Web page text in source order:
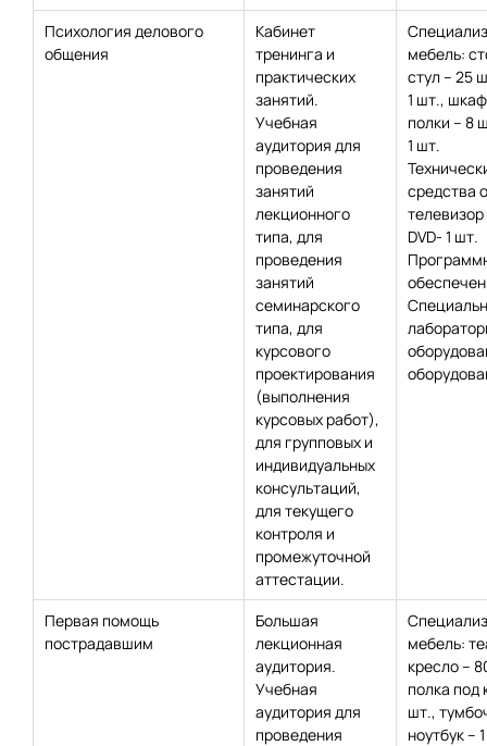
Психология делового
общения
Кабинет
тренинга и
практических
занятий.
Учебная
аудитория для
проведения
занятий
лекционного
типа, для
проведения
занятий
семинарского
типа, для
курсового
проектирования
(выполнения
курсовых работ),
для групповых и
индивидуальных
консультаций,
для текущего
контроля и
промежуточной
аттестации.
мебель:
стул – 25
1 шт.,
полки – 8
1 шт.
средства
телевизор
DVD- 1 шт.
Первая помощь
пострадавшим
Большая
лекционная
аудитория.
Учебная
аудитория для
проведения
мебель:
кресло –
полка под
шт.,
ноутбук –